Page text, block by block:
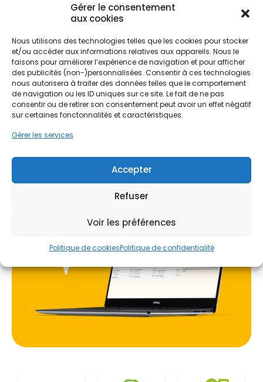
Gérer le consentement
aux cookies
Nous utilisons des technologies telles que les cookies pour stocker
et/ou accéder aux informations relatives aux appareils. Nous le
faisons pour améliorer l’expérience de navigation et pour afficher
des publicités (non-)personnalisées. Consentir à ces technologies
nous autorisera à traiter des données telles que le comportement
de navigation ou les ID uniques sur ce site. Le fait de ne pas
consentir ou de retirer son consentement peut avoir un effet négatif
sur certaines fonctonnalités et caractéristiques.
Gérer les services
Accepter
Refuser
Voir les préférences
Politique de cookiesPolitique de confidentialité
Dans un contexte où les prix de l'énergie fluctuent,
la rénovation énergétique ne se limite plus à une
simple option de confort, mais constitue un
investissement stratégique pour les propriétaires.
Que ce soit à Mehun-sur-Yèvre ou dans les zones
plus rurales proches de la Sologne, les déperditions
de chaleur par les murs peuvent représenter une
part significative de la facture de chauffage. Une
isolation mal réalisée ou inexistante laisse entrer le
froid en hiver et la chaleur en été, rendant la
coûteuse. C'est pourquoi l'intervention d'une
entreprise spécialisée comme PPF est cruciale
pour analyser les besoins spécifiques de chaque
logement dans le Cher.
Ne passez pas à côté de vos
aides !
Faites vite, les budgets
MaPrimeRénov' sont annuels et
limités. Les dossiers sont traités
par ordre d'arrivée.
pour maximiser vos aides !
Je prends rdv !